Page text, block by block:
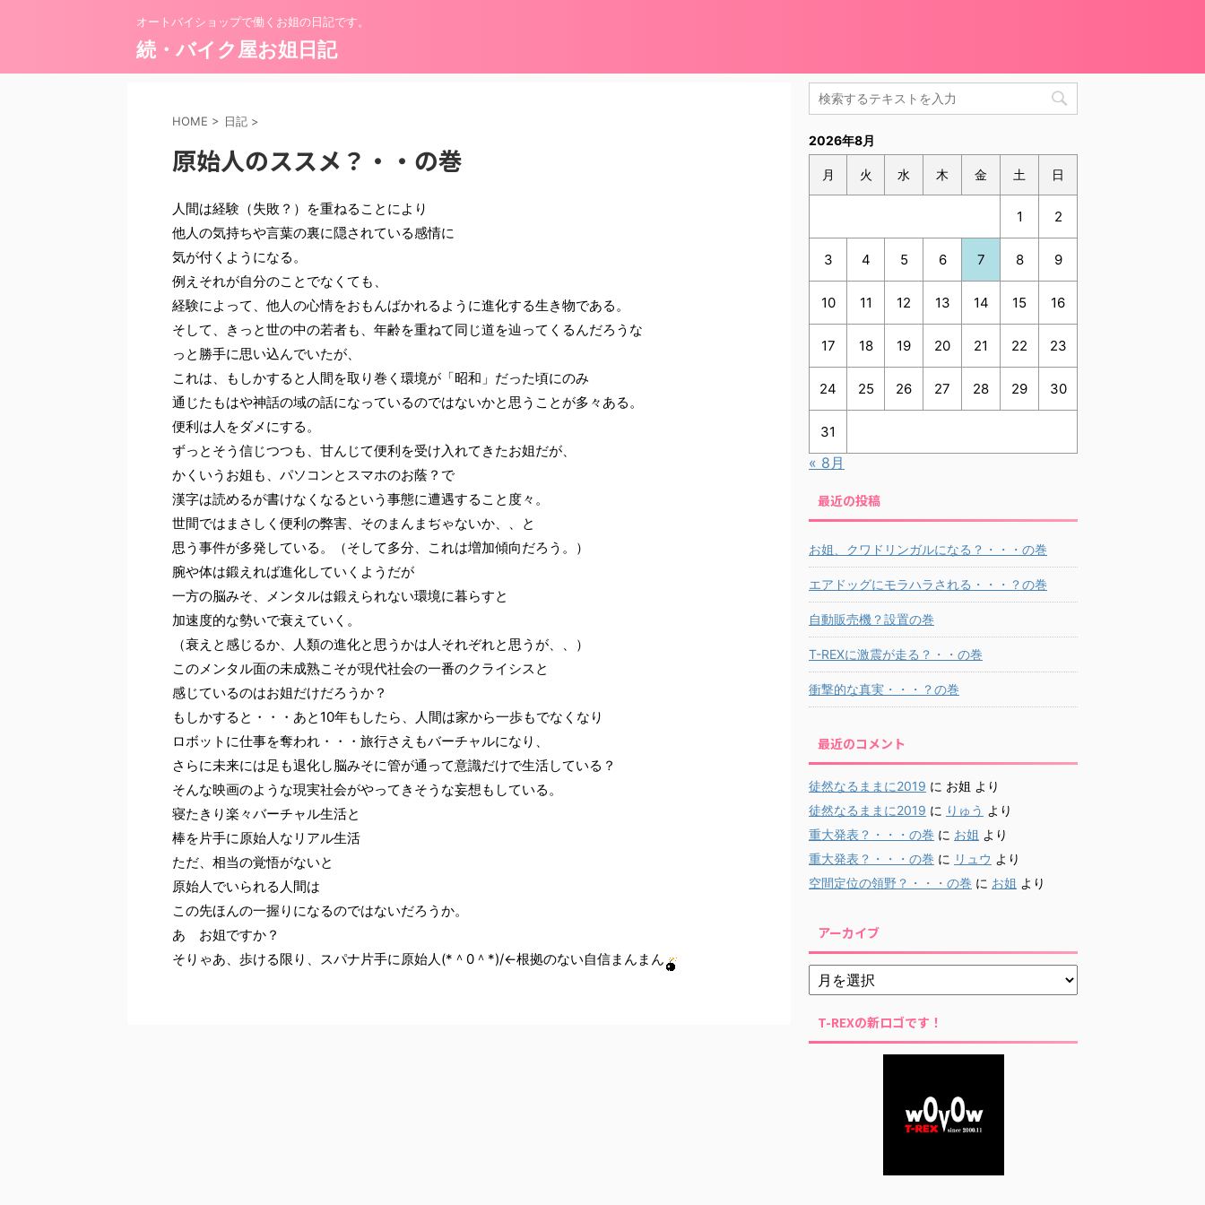
オートバイショップで働くお姐の日記です。
続・バイク屋お姐日記
HOME > 日記 >
原始人のススメ？・・の巻
人間は経験（失敗？）を重ねることにより
他人の気持ちや言葉の裏に隠されている感情に
気が付くようになる。
例えそれが自分のことでなくても、
経験によって、他人の心情をおもんばかれるように進化する生き物である。
そして、きっと世の中の若者も、年齢を重ねて同じ道を辿ってくるんだろうな
っと勝手に思い込んでいたが、
これは、もしかすると人間を取り巻く環境が「昭和」だった頃にのみ
通じたもはや神話の域の話になっているのではないかと思うことが多々ある。
便利は人をダメにする。
ずっとそう信じつつも、甘んじて便利を受け入れてきたお姐だが、
かくいうお姐も、パソコンとスマホのお蔭？で
漢字は読めるが書けなくなるという事態に遭遇すること度々。
世間ではまさしく便利の弊害、そのまんまぢゃないか、、と
思う事件が多発している。（そして多分、これは増加傾向だろう。）
腕や体は鍛えれば進化していくようだが
一方の脳みそ、メンタルは鍛えられない環境に暮らすと
加速度的な勢いで衰えていく。
（衰えと感じるか、人類の進化と思うかは人それぞれと思うが、、）
このメンタル面の未成熟こそが現代社会の一番のクライシスと
感じているのはお姐だけだろうか？
もしかすると・・・あと10年もしたら、人間は家から一歩もでなくなり
ロボットに仕事を奪われ・・・旅行さえもバーチャルになり、
さらに未来には足も退化し脳みそに管が通って意識だけで生活している？
そんな映画のような現実社会がやってきそうな妄想もしている。
寝たきり楽々バーチャル生活と
棒を片手に原始人なリアル生活
ただ、相当の覚悟がないと
原始人でいられる人間は
この先ほんの一握りになるのではないだろうか。
あ お姐ですか？
そりゃあ、歩ける限り、スパナ片手に原始人(*＾0＾*)/←根拠のない自信まんまん
2026年8月
月 火 水 木 金 土 日
1 2
3 4 5 6 7 8 9
10 11 12 13 14 15 16
17 18 19 20 21 22 23
24 25 26 27 28 29 30
31
« 8月
最近の投稿
お姐、クワドリンガルになる？・・・の巻
エアドッグにモラハラされる・・・？の巻
自動販売機？設置の巻
T-REXに激震が走る？・・の巻
衝撃的な真実・・・？の巻
最近のコメント
徒然なるままに2019 に お姐 より
徒然なるままに2019 に りゅう より
重大発表？・・・の巻 に お姐 より
重大発表？・・・の巻 に リュウ より
空間定位の領野？・・・の巻 に お姐 より
アーカイブ
T-REXの新ロゴです！